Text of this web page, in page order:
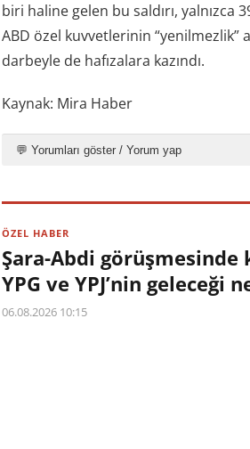
biri haline gelen bu saldırı, yalnızca
ABD özel kuvvetlerinin “yenilmezlik”
darbeyle de hafızalara kazındı.
Kaynak: Mira Haber
💬 Yorumları göster / Yorum yap
ÖZEL HABER
Şara-Abdi
YPG ve YPJ’nin geleceği
06.08.2026 10:15